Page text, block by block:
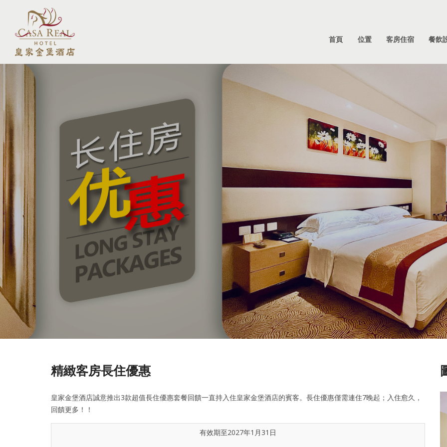
首頁 位置 客房住宿 餐飲
精緻客房長住優惠
皇家金堡酒店誠意推出3款超值長住優惠套餐回饋一直持入住皇家金堡酒店的賓客。長住優惠僅需連住7晚起；入住愈久，
回饋更多！！
有效期至2027年1月31日